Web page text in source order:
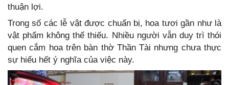
thuận lợi.
Trong số các lễ vật được chuẩn bị, hoa tươi gần như là
vật phẩm không thể thiếu. Nhiều người vẫn duy trì thói
quen cắm hoa trên bàn thờ Thần Tài nhưng chưa thực
sự hiểu hết ý nghĩa của việc này.